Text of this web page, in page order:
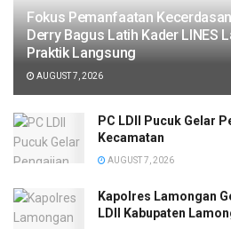
Fokus Pemanfaatan
Derry Bagus Latih Kader LINES
Praktik Langsung
AUGUST 7, 2026
PC LDII Pucuk Gelar
Kecamatan
AUGUST 7, 2026
Kapolres Lamongan
LDII Kabupaten